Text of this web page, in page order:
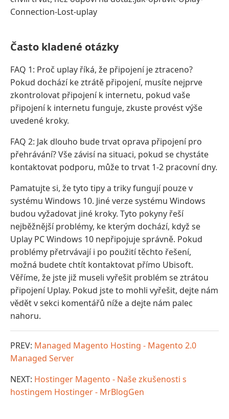
Connection-Lost-uplay
Často kladené otázky
FAQ 1: Proč uplay říká, že připojení je ztraceno?
Pokud dochází ke ztrátě připojení, musíte nejprve
zkontrolovat připojení k internetu, pokud vaše
připojení k internetu funguje, zkuste provést výše
uvedené kroky.
FAQ 2: Jak dlouho bude trvat oprava připojení pro
přehrávání? Vše závisí na situaci, pokud se chystáte
kontaktovat podporu, může to trvat 1-2 pracovní dny.
Pamatujte si, že tyto tipy a triky fungují pouze v
systému Windows 10. Jiné verze systému Windows
budou vyžadovat jiné kroky. Tyto pokyny řeší
nejběžnější problémy, ke kterým dochází, když se
Uplay PC Windows 10 nepřipojuje správně. Pokud
problémy přetrvávají i po použití těchto řešení,
možná budete chtít kontaktovat přímo Ubisoft.
Věříme, že jste již museli vyřešit problém se ztrátou
připojení Uplay. Pokud jste to mohli vyřešit, dejte nám
vědět v sekci komentářů níže a dejte nám palec
nahoru.
PREV: Managed Magento Hosting - Magento 2.0
Managed Server
NEXT: Hostinger Magento - Naše zkušenosti s
hostingem Hostinger - MrBlogGen